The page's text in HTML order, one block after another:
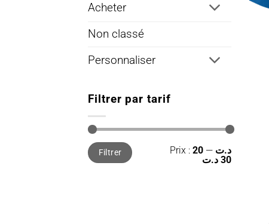
Acheter
Non classé
Personnaliser
Filtrer par tarif
Prix
min
Prix
maxFiltrer Prix : 20 د.ت —
30 د.ت